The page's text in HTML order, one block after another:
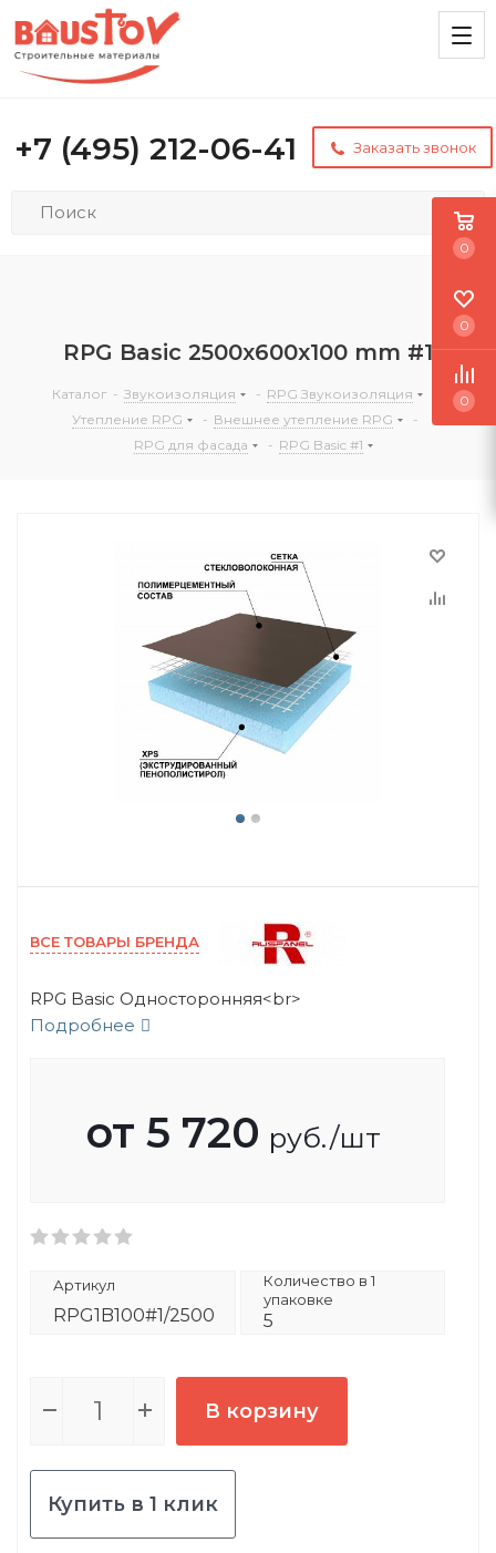
+7 (495) 212-06-41 Заказать звонок
RPG Basic 2500х600х100 mm #1
Каталог - Звукоизоляция - RPG Звукоизоляция
Утепление RPG
- Внешнее утепление RPG
-
RPG для фасада
- RPG Basic #1
ВСЕ ТОВАРЫ БРЕНДА
RPG Basic Односторонняя<br>
Подробнее
от 5 720 руб./шт
Артикул
RPG1B100#1/2500
Количество в 1
упаковке
5
В корзину
Купить в 1 клик
0
0
0